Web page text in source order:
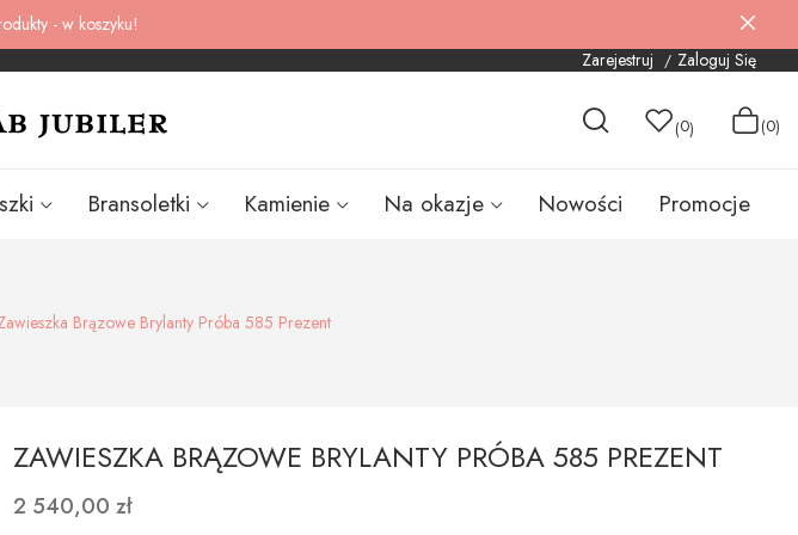
- w koszyku!
Zarejestruj Zaloguj Się
(0) (0)
Bransoletki Kamienie Na okazje Nowości Promocje
Brązowe Brylanty Próba 585 Prezent
ZAWIESZKA BRĄZOWE BRYLANTY PRÓBA 585 PREZENT
2 540,00 zł